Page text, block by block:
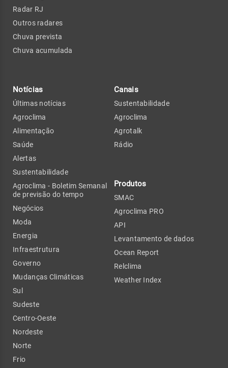
Radar RJ
Outros radares
Chuva prevista
Chuva acumulada
Notícias
Últimas notícias
Agroclima
Alimentação
Saúde
Alertas
Sustentabilidade
Agroclima - Boletim Semanal
de previsão do tempo
Negócios
Moda
Energia
Infraestrutura
Governo
Mudanças Climáticas
Sul
Sudeste
Centro-Oeste
Nordeste
Norte
Frio
Canais
Sustentabilidade
Agroclima
Agrotalk
Rádio
Produtos
SMAC
Agroclima PRO
API
Levantamento de dados
Ocean Report
Relclima
Weather Index